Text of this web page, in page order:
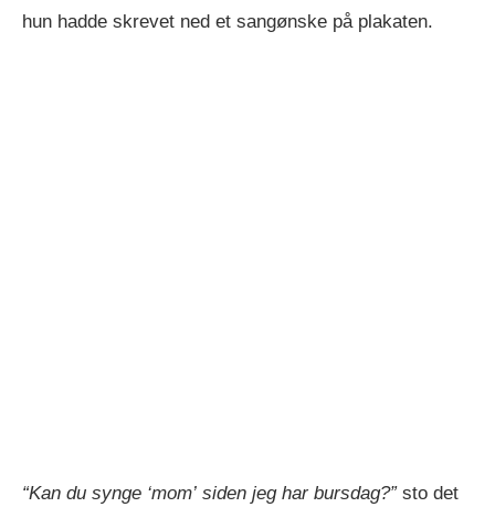
hun hadde skrevet ned et sangønske på plakaten.
“Kan du synge ‘mom’ siden jeg har bursdag?”sto det